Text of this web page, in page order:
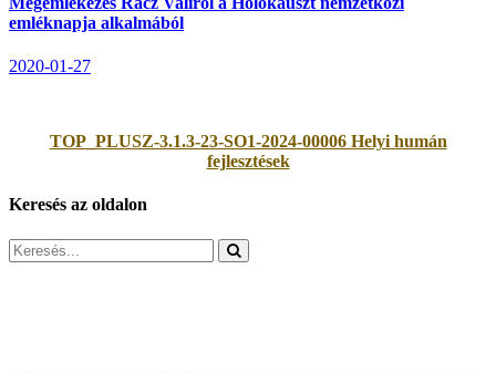
emléknapja alkalmából
2020-01-27
TOP_PLUSZ-3.1.3-23-SO1-2024-00006 Helyi humán
fejlesztések
Keresés az oldalon
Search
for: